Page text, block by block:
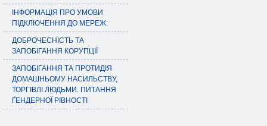
ІНФОРМАЦІЯ ПРО УМОВИ
ПІДКЛЮЧЕННЯ ДО МЕРЕЖ:
ДОБРОЧЕСНІСТЬ ТА
ЗАПОБІГАННЯ КОРУПЦІЇ
ЗАПОБІГАННЯ ТА ПРОТИДІЯ
ДОМАШНЬОМУ НАСИЛЬСТВУ,
ТОРГІВЛІ ЛЮДЬМИ. ПИТАННЯ
ҐЕНДЕРНОЇ РІВНОСТІ